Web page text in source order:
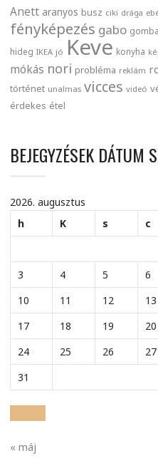
Anett aranyos busz ciki drága
fényképezés gabo gomba
hideg IKEA jó Keve konyha
mókás nori probléma reklám
történet unalmas vicces videó
érdekes étel
BEJEGYZÉSEK DÁTUM
2026. augusztus
h
K s c
3
4 5 6
10
11 12 13
17
18 19 20
24
25 26 27
31
« máj